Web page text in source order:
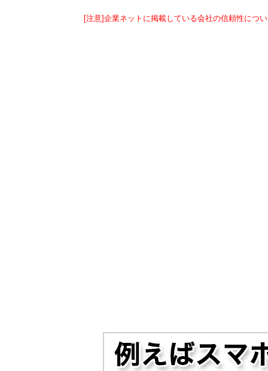
[注意]企業ネットに掲載している会社の信頼性につ